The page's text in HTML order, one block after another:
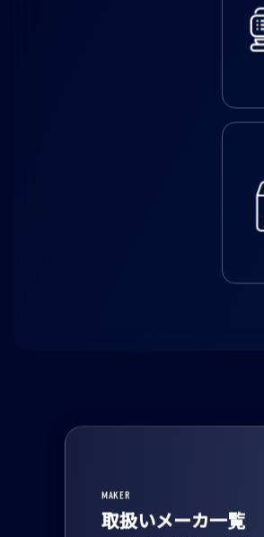
MAKER
取扱いメーカ一覧